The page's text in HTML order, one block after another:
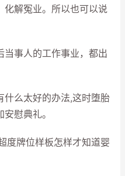
化解冤业。所以也可以说
事人的工作事业，都出
么太好的办法,这时堕胎
慰典礼。
牌位样板怎样才知道婴